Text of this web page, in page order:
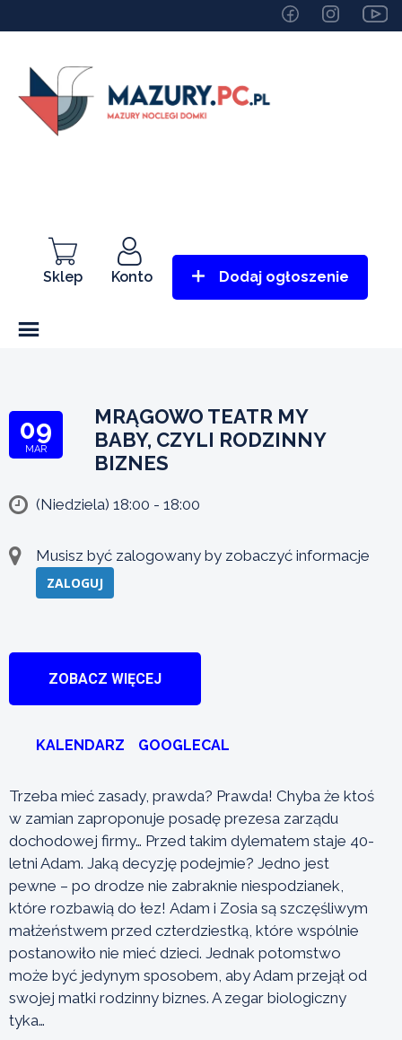
Sklep Konto Dodaj ogłoszenie
09
MAR
MRĄGOWO TEATR MY
BABY, CZYLI RODZINNY
BIZNES
(Niedziela) 18:00 - 18:00
Musisz być zalogowany by zobaczyć informacje
ZALOGUJ
ZOBACZ WIĘCEJ
KALENDARZ GOOGLECAL
Trzeba mieć zasady, prawda? Prawda! Chyba że ktoś
w zamian zaproponuje posadę prezesa zarządu
dochodowej firmy… Przed takim dylematem staje 40-
letni Adam. Jaką decyzję podejmie? Jedno jest
pewne – po drodze nie zabraknie niespodzianek,
które rozbawią do łez! Adam i Zosia są szczęśliwym
małżeństwem przed czterdziestką, które wspólnie
postanowiło nie mieć dzieci. Jednak potomstwo
może być jedynym sposobem, aby Adam przejął od
swojej matki rodzinny biznes. A zegar biologiczny
tyka…